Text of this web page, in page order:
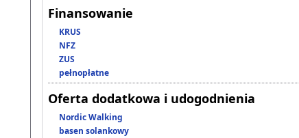
Finansowanie
KRUS
NFZ
ZUS
pełnopłatne
Oferta dodatkowa i udogodnienia
Nordic Walking
basen solankowy